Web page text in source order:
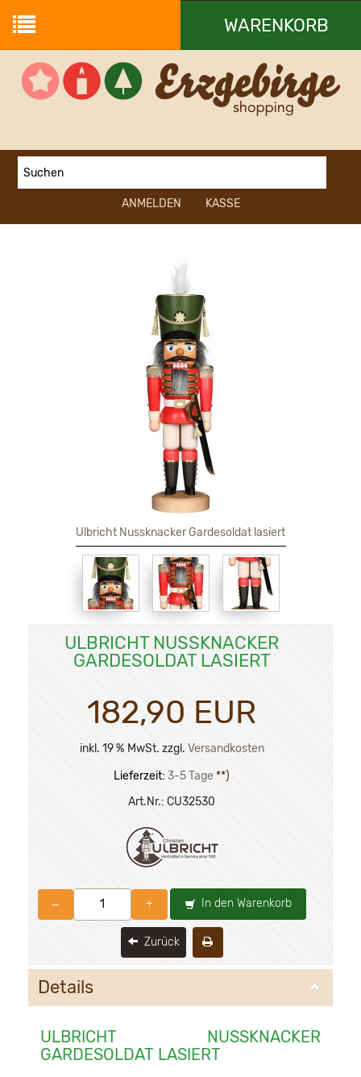
WARENKORB
Ihr Warenkorb ist leer.
ANMELDEN KASSE
Ulbricht Nussknacker Gardesoldat lasiert
ULBRICHT NUSSKNACKER
GARDESOLDAT LASIERT
182,90 EUR
inkl. 19 % MwSt. zzgl. Versandkosten
Lieferzeit: 3-5 Tage **)
Art.Nr.: CU32530
– + In den Warenkorb
Zurück
Details
ULBRICHT NUSSKNACKER
GARDESOLDAT LASIERT